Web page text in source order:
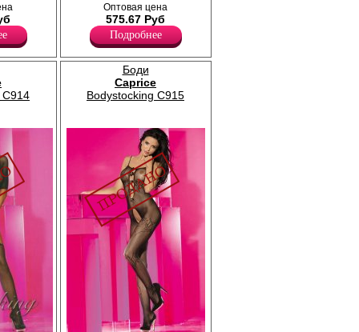
4,
Боди с глубоким вырезом из сетки, разрез в
интимной зоне.
Лайкра 10%
Полиэстер 90%
Оптовая цена
575.67 Руб
Подробнее
C914
Боди
Caprice
Bodystocking C915